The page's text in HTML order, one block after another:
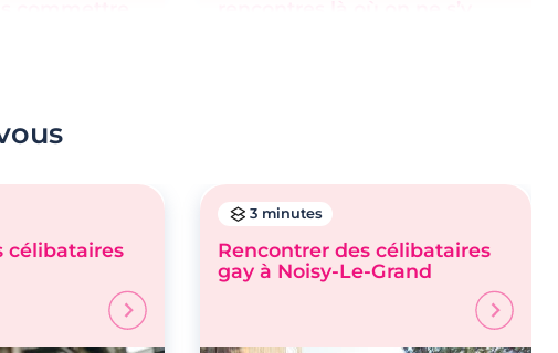
célibataires
3 minutes
Rencontrer des célibataires
gay à Noisy-Le-Grand